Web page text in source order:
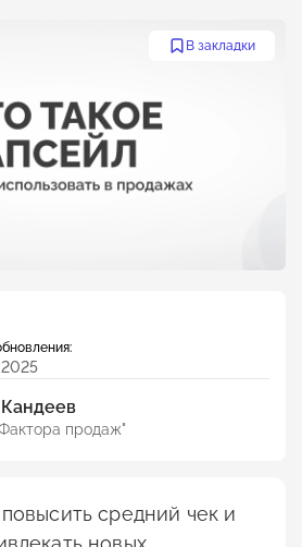
В закладки
продаж"
средний чек и